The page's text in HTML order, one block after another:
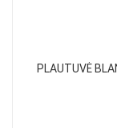
PLAUTUVĖ